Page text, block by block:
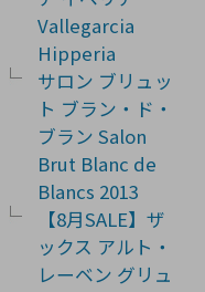
Vallegarcia
Hipperia
サロン ブリュッ
ト ブラン・ド・
ブラン Salon
Brut Blanc de
Blancs 2013
【8月SALE】ザ
ックス アルト・
レーベン グリュ